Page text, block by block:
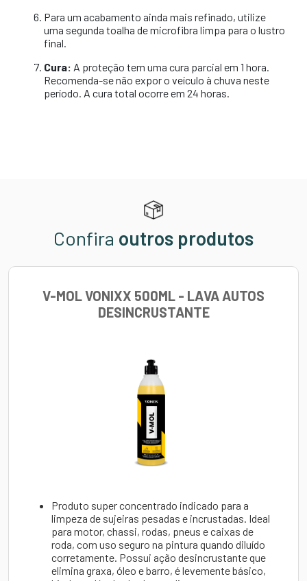
Para um acabamento ainda mais refinado, utilize
uma segunda toalha de microfibra limpa para o lustro
final.
Cura: A proteção tem uma cura parcial em 1 hora.
Recomenda-se não expor o veículo à chuva neste
período. A cura total ocorre em 24 horas.
Confira outros produtos
V-MOL VONIXX 500ML - LAVA AUTOS
DESINCRUSTANTE
Produto super concentrado indicado para a
limpeza de sujeiras pesadas e incrustadas. Ideal
para motor, chassi, rodas, pneus e caixas de
roda, com uso seguro na pintura quando diluído
corretamente. Possui ação desincrustante que
elimina graxa, óleo e barro, é levemente básico,